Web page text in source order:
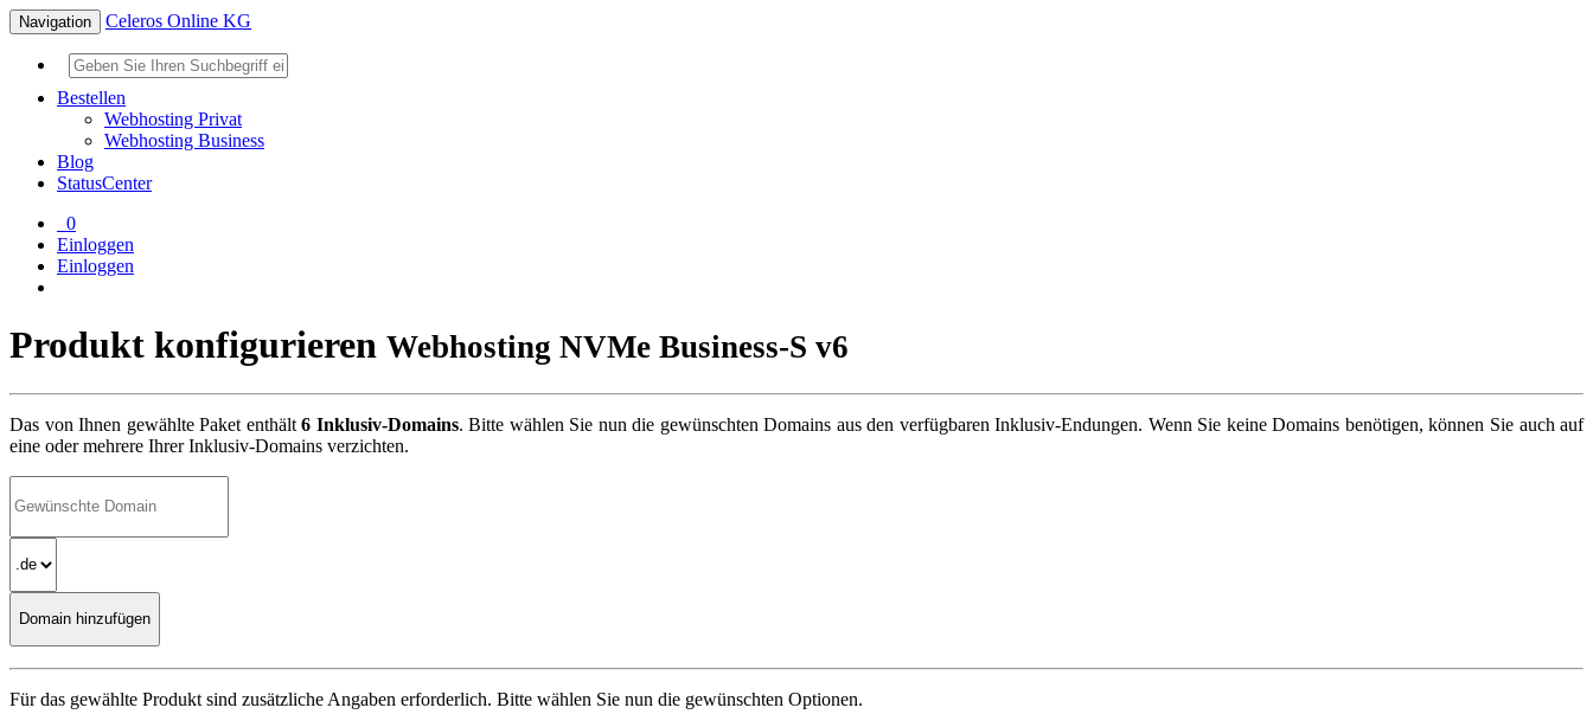
Navigation Celeros Online KG
Bestellen
Webhosting Privat
Webhosting Business
Blog
StatusCenter
0
Einloggen
Einloggen
Produkt konfigurieren Webhosting NVMe Business-S v6
Das von Ihnen gewählte Paket enthält6 Inklusiv-Domains. Bitte wählen Sie nun die gewünschten Domains aus den verfügbaren Inklusiv-Endungen. Wenn Sie keine Domains benötigen, können Sie auch auf
eine oder mehrere Ihrer Inklusiv-Domains verzichten.
Für das gewählte Produkt sind zusätzliche Angaben erforderlich. Bitte wählen Sie nun die gewünschten Optionen.